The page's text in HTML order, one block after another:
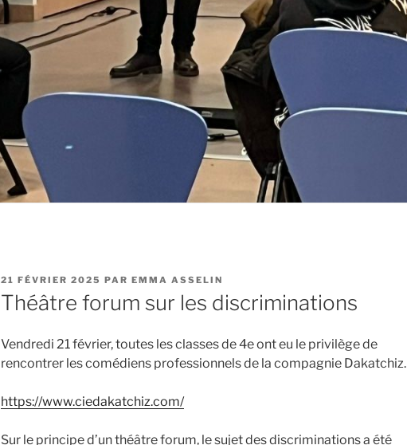
PUBLIÉ
LE
21 FÉVRIER 2025 PAR EMMA ASSELIN
Théâtre forum sur les discriminations
Vendredi 21 février, toutes les classes de 4e ont eu le privilège de
rencontrer les comédiens professionnels de la compagnie Dakatchiz.
https://www.ciedakatchiz.com/
Sur le principe d’un théâtre forum, le sujet des discriminations a été